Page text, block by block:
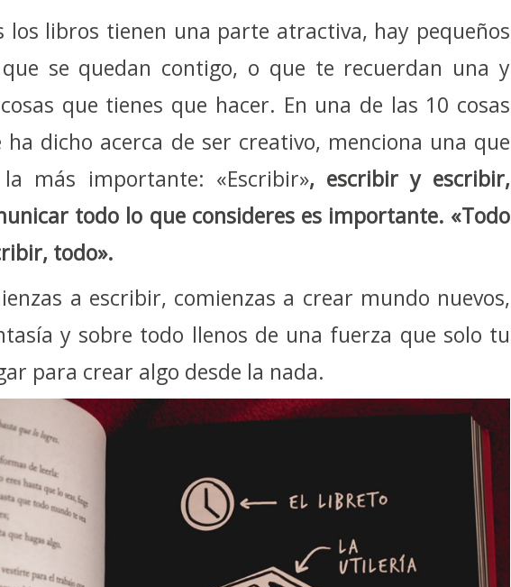
los libros tienen una parte atractiva, hay pequeños
se quedan contigo, o que te recuerdan una y
que tienes que hacer. En una de las 10 cosas
dicho acerca de ser creativo, menciona una que
más importante: «Escribir», escribir y escribir,
todo lo que consideres es importante. «Todo
todo».
a escribir, comienzas a crear mundo nuevos,
y sobre todo llenos de una fuerza que solo tu
para crear algo desde la nada.